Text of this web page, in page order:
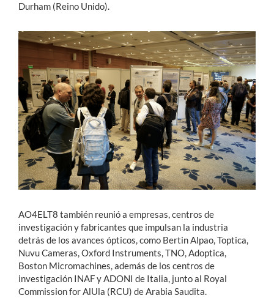
Durham (Reino Unido).
AO4ELT8 también reunió a empresas, centros de
investigación y fabricantes que impulsan la industria
detrás de los avances ópticos, como Bertin Alpao, Toptica,
Nuvu Cameras, Oxford Instruments, TNO, Adoptica,
Boston Micromachines, además de los centros de
investigación INAF y ADONI de Italia, junto al Royal
Commission for AlUla (RCU) de Arabia Saudita.